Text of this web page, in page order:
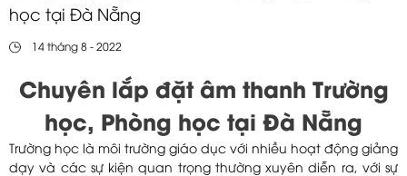
học tại Đà Nẵng
14 tháng 8 - 2022
Chuyên lắp đặt âm thanh Trường
học, Phòng học tại Đà Nẵng
Trường học là môi trường giáo dục với nhiều hoạt động giảng
dạy và các sự kiện quan trọng thường xuyên diễn ra, với sự